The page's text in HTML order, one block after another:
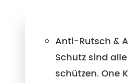
Anti-Rutsch &
Schutz sind
schützen. One